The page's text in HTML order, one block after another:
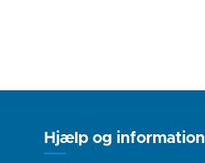
Hjælp og information